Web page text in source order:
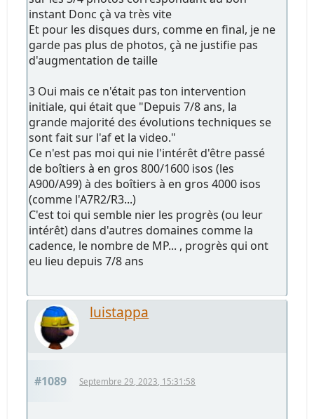
instant Donc çà va très vite
Et pour les disques durs, comme en final, je ne
garde pas plus de photos, çà ne justifie pas
d'augmentation de taille
3 Oui mais ce n'était pas ton intervention
initiale, qui était que "Depuis 7/8 ans, la
grande majorité des évolutions techniques se
sont fait sur l'af et la video."
Ce n'est pas moi qui nie l'intérêt d'être passé
de boîtiers à en gros 800/1600 isos (les
A900/A99) à des boîtiers à en gros 4000 isos
(comme l'A7R2/R3...)
C'est toi qui semble nier les progrès (ou leur
intérêt) dans d'autres domaines comme la
cadence, le nombre de MP... , progrès qui ont
eu lieu depuis 7/8 ans
luistappa
#1089 Septembre 29, 2023, 15:31:58